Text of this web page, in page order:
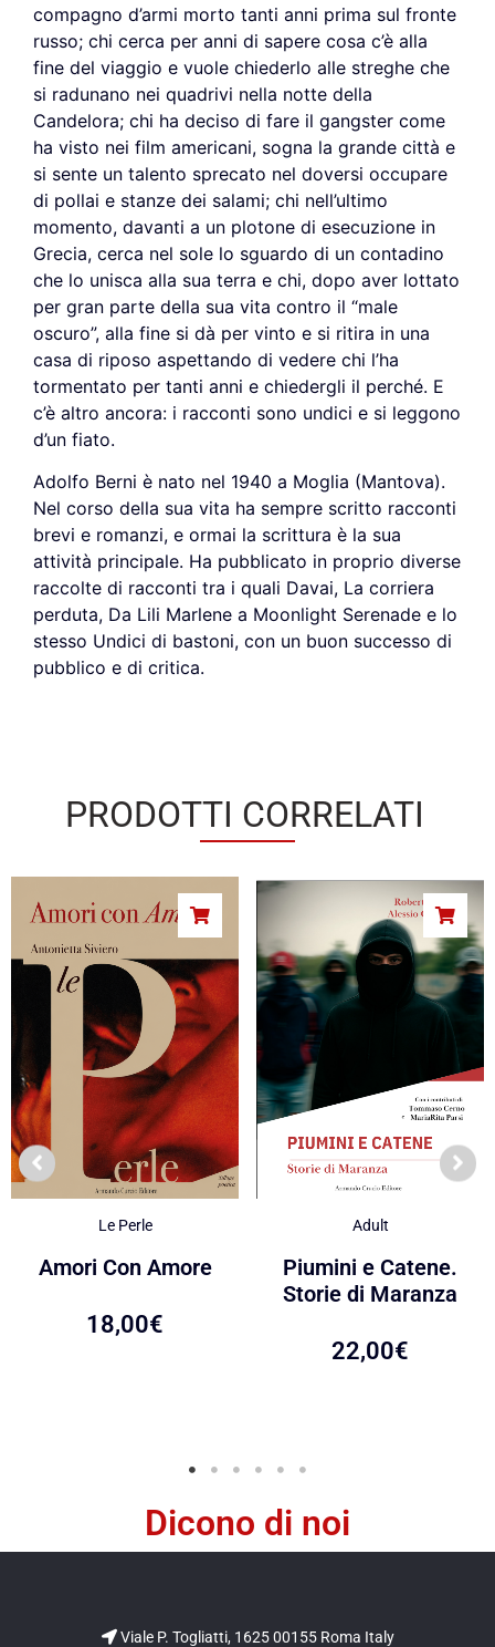
compagno d’armi morto tanti anni prima sul fronte
russo; chi cerca per anni di sapere cosa c’è alla
fine del viaggio e vuole chiederlo alle streghe che
si radunano nei quadrivi nella notte della
Candelora; chi ha deciso di fare il gangster come
ha visto nei film americani, sogna la grande città e
si sente un talento sprecato nel doversi occupare
di pollai e stanze dei salami; chi nell’ultimo
momento, davanti a un plotone di esecuzione in
Grecia, cerca nel sole lo sguardo di un contadino
che lo unisca alla sua terra e chi, dopo aver lottato
per gran parte della sua vita contro il “male
oscuro”, alla fine si dà per vinto e si ritira in una
casa di riposo aspettando di vedere chi l’ha
tormentato per tanti anni e chiedergli il perché. E
c’è altro ancora: i racconti sono undici e si leggono
d’un fiato.
Adolfo Berni è nato nel 1940 a Moglia (Mantova).
Nel corso della sua vita ha sempre scritto racconti
brevi e romanzi, e ormai la scrittura è la sua
attività principale. Ha pubblicato in proprio diverse
raccolte di racconti tra i quali Davai, La corriera
perduta, Da Lili Marlene a Moonlight Serenade e lo
stesso Undici di bastoni, con un buon successo di
pubblico e di critica.
PRODOTTI CORRELATI
Le Perle
Amori Con Amore
18,00€
Adult
Piumini e Catene.
Storie di Maranza
22,00€
Dicono di noi
Viale P. Togliatti, 1625 00155 Roma Italy